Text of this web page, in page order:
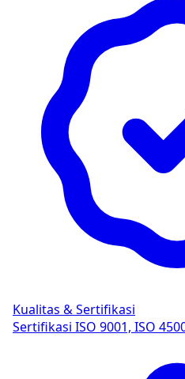
Kualitas & Sertifikasi
Sertifikasi ISO 9001, ISO